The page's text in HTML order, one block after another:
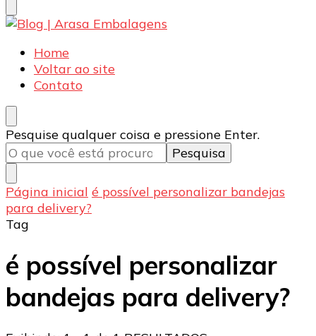
Blog | Arasa Embalagens
Confira conteúdos sobre embalagens para pizzas,
doces e salgados. Tudo para seu comércio com a
qualidade Arasa. Leia nossos conteúdos!
Home
Voltar ao site
Contato
Procurando
algo?
Pesquise qualquer coisa e pressione Enter.
Página inicial é possível personalizar bandejas
para delivery?
Tag
é possível personalizar
bandejas para delivery?